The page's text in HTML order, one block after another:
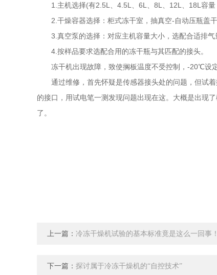
1.主机选择(有2.5L、4.5L、6L、8L、12L、18L容量
2.干燥容器选择：柜式冻干室，抽真空-自动压瓶盖干
3.真空泵的选择：对应主机容量大小，选配合适排气
4.按样品要求选配合用的冻干瓶与其匹配的接头。
冻干机出现故障，致使搁板温度不受控制，-20℃设定
通过维修，首先怀疑是传感器接头处的问题，但试着
的接口，用试电笔一测发现问题出现在这。大概是出现
了。
上一篇： 冷冻干燥机试验的基本标准竟是这么一回事！
下一篇： 探讨属于冷冻干燥机的“自控技术”